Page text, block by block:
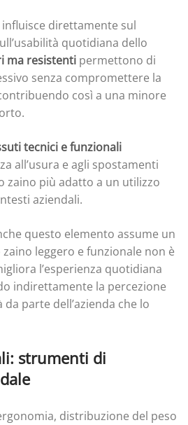
direttamente sul
quotidiana dello
ma resistenti permettono di
senza compromettere la
così a una minore
tecnici e funzionali
all’usura e agli spostamenti
zaino più adatto a un utilizzo
aziendali.
questo elemento assume un
leggero e funzionale non è
l’esperienza quotidiana
indirettamente la percezione
parte dell’azienda che lo
strumenti di
distribuzione del peso